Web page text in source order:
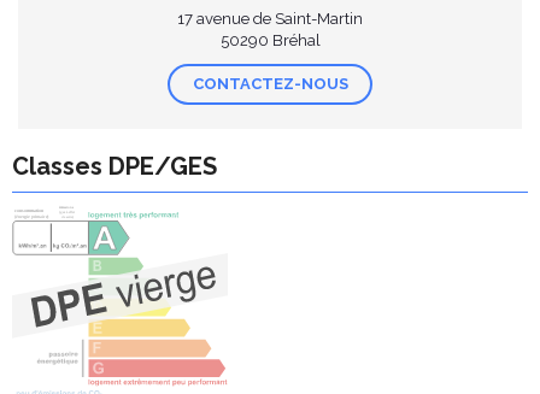
17 avenue de Saint-Martin
50290 Bréhal
CONTACTEZ-NOUS
Classes DPE/GES